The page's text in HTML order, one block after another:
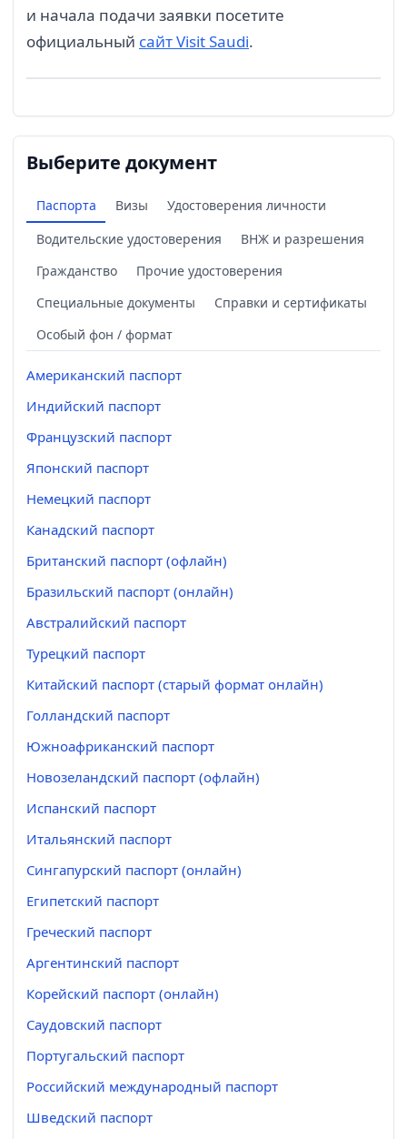
и начала подачи заявки посетите
официальный сайт Visit Saudi.
Выберите документ
Паспорта Визы
Удостоверения личности
Водительские удостоверения
ВНЖ и разрешения
Гражданство
Прочие удостоверения
Специальные документы
Справки и сертификаты
Особый фон / формат
Американский паспорт
Индийский паспорт
Французский паспорт
Японский паспорт
Немецкий паспорт
Канадский паспорт
Британский паспорт (офлайн)
Бразильский паспорт (онлайн)
Австралийский паспорт
Турецкий паспорт
Китайский паспорт (старый формат онлайн)
Голландский паспорт
Южноафриканский паспорт
Новозеландский паспорт (офлайн)
Испанский паспорт
Итальянский паспорт
Сингапурский паспорт (онлайн)
Египетский паспорт
Греческий паспорт
Аргентинский паспорт
Корейский паспорт (онлайн)
Саудовский паспорт
Португальский паспорт
Российский международный паспорт
Шведский паспорт